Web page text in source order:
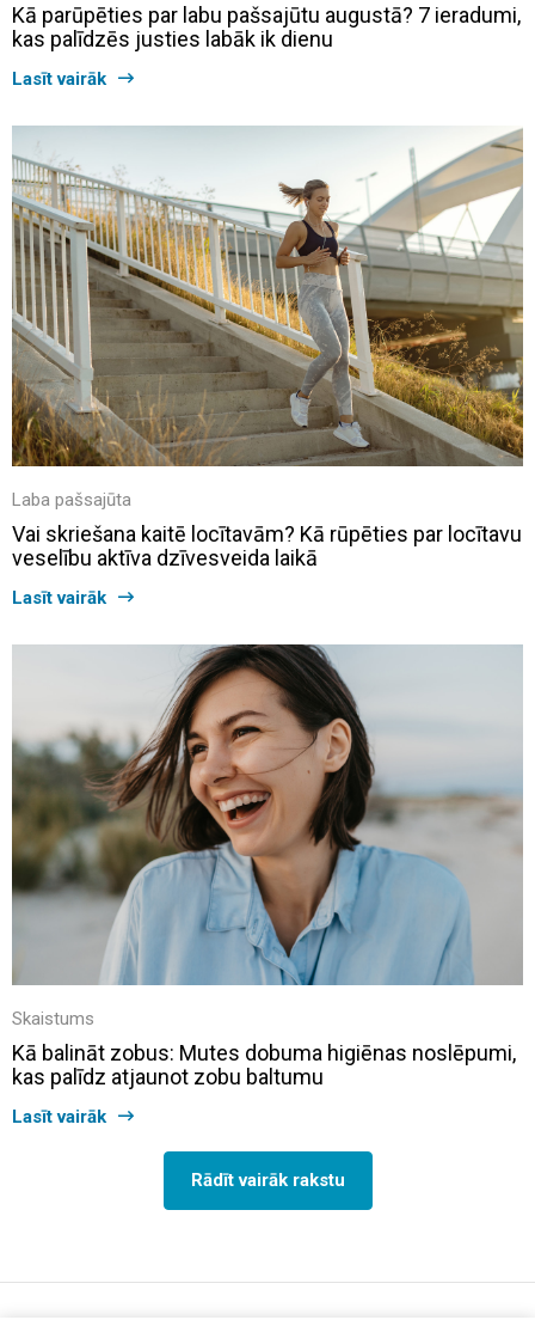
Kā parūpēties par labu pašsajūtu augustā? 7 ieradumi,
kas palīdzēs justies labāk ik dienu
Lasīt vairāk
Laba pašsajūta
Vai skriešana kaitē locītavām? Kā rūpēties par locītavu
veselību aktīva dzīvesveida laikā
Lasīt vairāk
Skaistums
Kā balināt zobus: Mutes dobuma higiēnas noslēpumi,
kas palīdz atjaunot zobu baltumu
Lasīt vairāk
Rādīt vairāk rakstu